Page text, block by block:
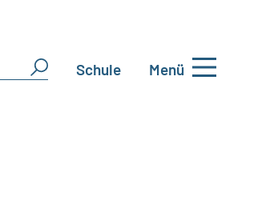
Schule Menü